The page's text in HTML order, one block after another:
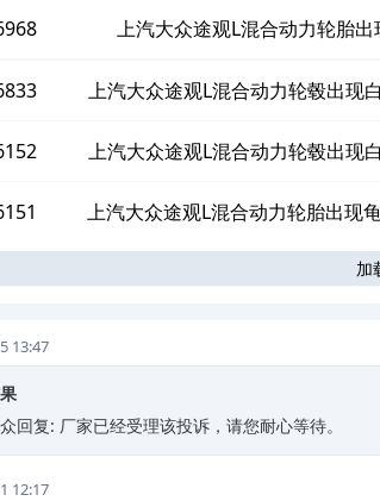
为由不
上汽大众途观L混合动力轮胎
上汽大众途观L混合动力轮毂出现
为由不
上汽大众途观L混合动力轮毂出现
为由不
上汽大众途观L混合动力轮胎出现
理赔
加
13:47
回复: 厂家已经受理该投诉，请您耐心等待。
12:17